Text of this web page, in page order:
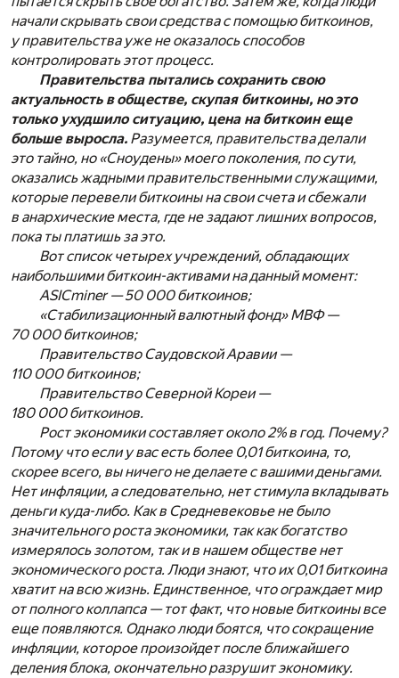
начали скрывать свои средства с помощью биткоинов,
у правительства уже не оказалось способов
контролировать этот процесс.
Правительства пытались сохранить свою
актуальность в обществе, скупая биткоины, но это
только ухудшило ситуацию, цена на биткоин еще
больше выросла. Разумеется, правительства делали
это тайно, но «Сноудены» моего поколения, по сути,
оказались жадными правительственными служащими,
которые перевели биткоины на свои счета и сбежали
в анархические места, где не задают лишних вопросов,
пока ты платишь за это.
Вот список четырех учреждений, обладающих
наибольшими биткоин-активами на данный момент:
ASICminer — 50 000 биткоинов;
«Стабилизационный валютный фонд» МВФ —
70 000 биткоинов;
Правительство Саудовской Аравии —
110 000 биткоинов;
Правительство Северной Кореи —
180 000 биткоинов.
Рост экономики составляет около 2% в год. Почему?
Потому что если у вас есть более 0,01 биткоина, то,
скорее всего, вы ничего не делаете с вашими деньгами.
Нет инфляции, а следовательно, нет стимула вкладывать
деньги куда-либо. Как в Средневековье не было
значительного роста экономики, так как богатство
измерялось золотом, так и в нашем обществе нет
экономического роста. Люди знают, что их 0,01 биткоина
хватит на всю жизнь. Единственное, что ограждает мир
от полного коллапса — тот факт, что новые биткоины все
еще появляются. Однако люди боятся, что сокращение
инфляции, которое произойдет после ближайшего
деления блока, окончательно разрушит экономику.